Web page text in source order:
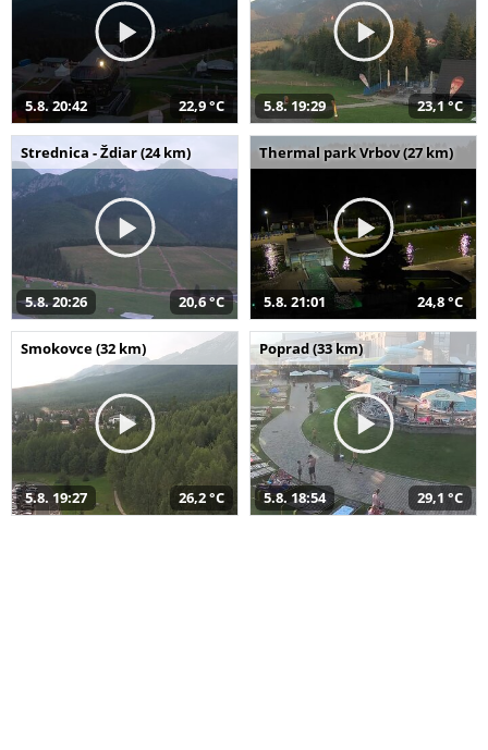
5.8. 20:42 22,9 °C 5.8. 19:29 23,1 °C
Strednica - Ždiar (24 km)
5.8. 20:26 20,6 °C
Thermal park Vrbov (27 km)
5.8. 21:01 24,8 °C
Smokovce (32 km)
5.8. 19:27 26,2 °C
Poprad (33 km)
5.8. 18:54 29,1 °C